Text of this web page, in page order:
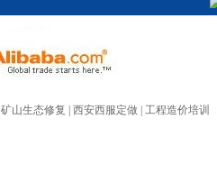
矿山生态修复 西安西服定做 工程造价培训